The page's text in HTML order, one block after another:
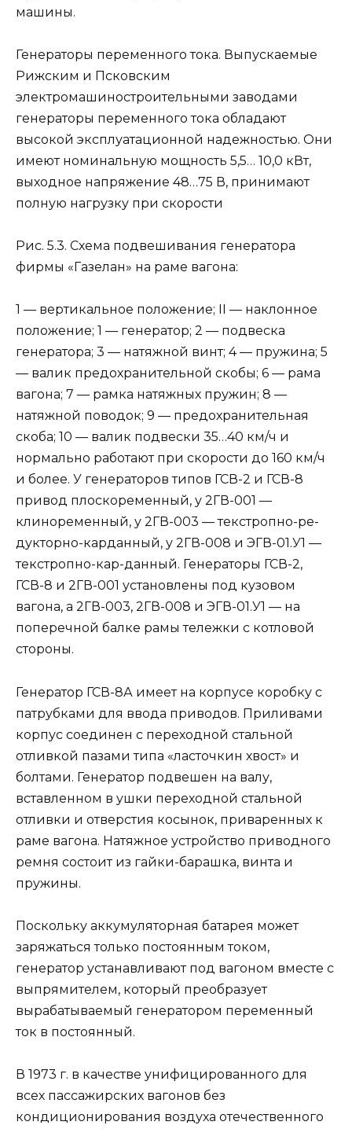
машины.
Генераторы переменного тока. Выпускаемые
Рижским и Псковским
электромашиностроительными заводами
генераторы переменного тока обладают
высокой эксплуатационной надежностью. Они
имеют номинальную мощность 5,5… 10,0 кВт,
выходное напряжение 48…75 В, принимают
полную нагрузку при скорости
Рис. 5.3. Схема подвешивания генератора
фирмы «Газелан» на раме вагона:
1 — вертикальное положение; II — наклонное
положение; 1 — генератор; 2 — подвеска
генератора; 3 — натяжной винт; 4 — пружина; 5
— валик предохранительной скобы; 6 — рама
вагона; 7 — рамка натяжных пружин; 8 —
натяжной поводок; 9 — предохранительная
скоба; 10 — валик подвески 35…40 км/ч и
нормально работают при скорости до 160 км/ч
и более. У генераторов типов ГСВ-2 и ГСВ-8
привод плоскоременный, у 2ГВ-001 —
клиноременный, у 2ГВ-003 — текстропно-ре-
дукторно-карданный, у 2ГВ-008 и ЭГВ-01.У1 —
текстропно-кар-данный. Генераторы ГСВ-2,
ГСВ-8 и 2ГВ-001 установлены под кузовом
вагона, а 2ГВ-003, 2ГВ-008 и ЭГВ-01.У1 — на
поперечной балке рамы тележки с котловой
стороны.
Генератор ГСВ-8А имеет на корпусе коробку с
патрубками для ввода приводов. Приливами
корпус соединен с переходной стальной
отливкой пазами типа «ласточкин хвост» и
болтами. Генератор подвешен на валу,
вставленном в ушки переходной стальной
отливки и отверстия косынок, приваренных к
раме вагона. Натяжное устройство приводного
ремня состоит из гайки-барашка, винта и
пружины.
Поскольку аккумуляторная батарея может
заряжаться только постоянным током,
генератор устанавливают под вагоном вместе с
выпрямителем, который преобразует
вырабатываемый генератором переменный
ток в постоянный.
В 1973 г. в качестве унифицированного для
всех пассажирских вагонов без
кондиционирования воздуха отечественного